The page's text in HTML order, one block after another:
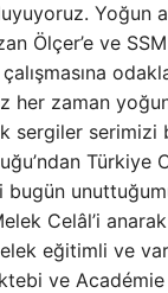
Yoğun
Ölçer’e ve
çalışmasına
her zaman
sergiler serimizi
bugün
Celâl’i
eğitimli ve
ve